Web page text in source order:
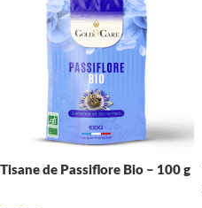
Tisane de Passiflore Bio – 100 g